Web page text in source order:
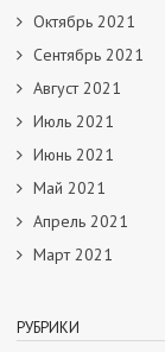
Октябрь 2021
Сентябрь 2021
Август 2021
Июль 2021
Июнь 2021
Май 2021
Апрель 2021
Март 2021
РУБРИКИ